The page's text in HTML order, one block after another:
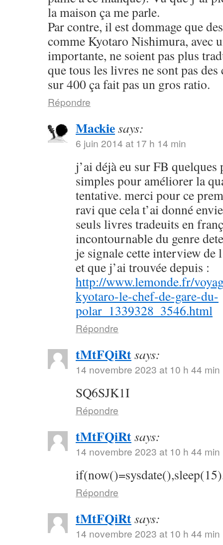
la maison ça me parle.
Par contre, il est dommage que
comme Kyotaro Nishimura, avec
importante, ne soient pas plus
que tous les livres ne sont pas
sur 400 ça fait pas un gros ratio.
Répondre
Mackiesays:
6 juin 2014 at 17 h 14 min
j’ai déjà eu sur FB quelques
simples pour améliorer la
tentative. merci pour ce
ravi que cela t’ai donné
seuls livres tradeuits en
incontournable du genre
je signale cette interview de
et que j’ai trouvée depuis :
http://www.lemonde.fr/
kyotaro-le-chef-de-gare-du-
polar_1339328_3546.html
Répondre
tMtFQiRtsays:
14 novembre 2023 at 10 h 44 min
SQ6SJK1I
Répondre
tMtFQiRtsays:
14 novembre 2023 at 10 h 44 min
Répondre
tMtFQiRtsays:
14 novembre 2023 at 10 h 44 min